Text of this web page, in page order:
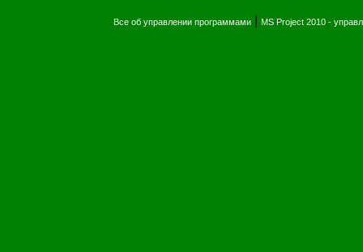
Все об управлении программами MS Project 2010 -